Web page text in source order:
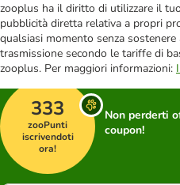
zooplus ha il diritto di utilizzare il
pubblicità diretta relativa a propri
qualsiasi momento senza
trasmissione secondo le tariffe di
zooplus. Per maggiori informazioni:
333
zooPunti
iscrivendoti
ora!
Non perderti
coupon!